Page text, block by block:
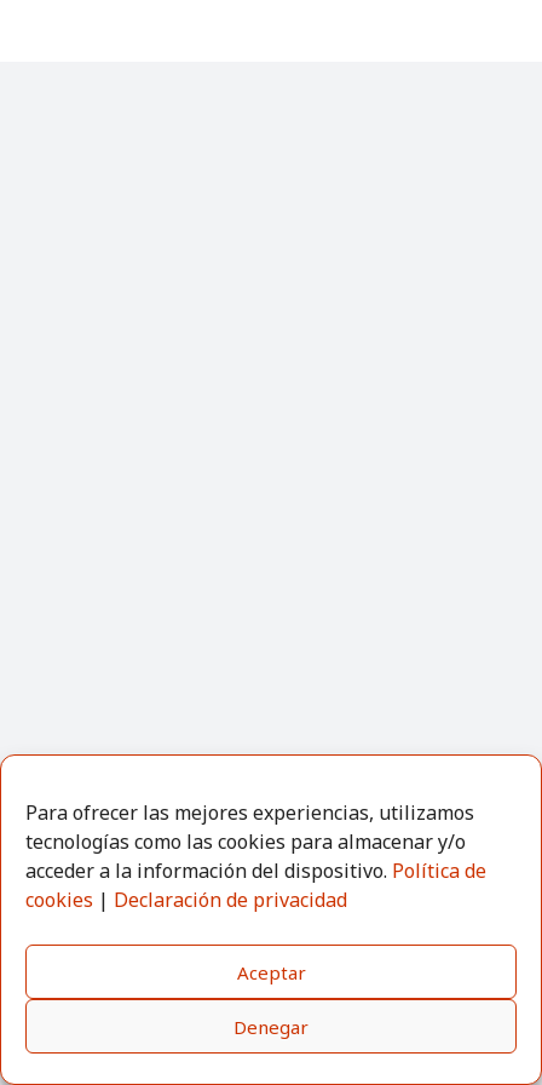
Para ofrecer las mejores experiencias, utilizamos
tecnologías como las cookies para almacenar y/o
acceder a la información del dispositivo. Política de
cookies | Declaración de privacidad
Aceptar
Denegar